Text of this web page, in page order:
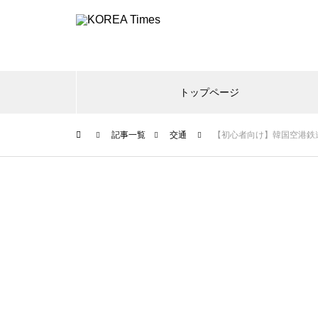
トップページ
記事一覧 交通 【初心者向け】韓国空港